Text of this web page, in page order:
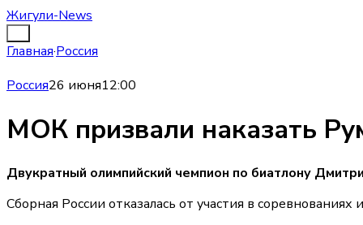
Жигули-News
Главная·Россия
Россия26 июня12:00
МОК призвали наказать
Двукратный олимпийский чемпион по биатлону
Сборная России отказалась от участия в